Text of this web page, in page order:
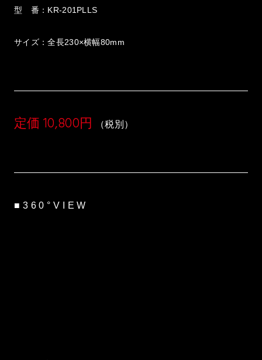
型 番：KR-201PLLS
サイズ：全長230×横幅80mm
定価 10,800円 （税別）
■360°VIEW